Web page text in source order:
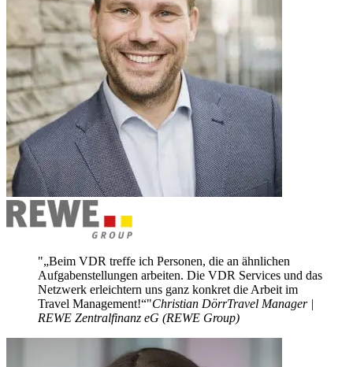
„Beim VDR treffe ich Personen, die an ähnlichen
Aufgabenstellungen arbeiten. Die VDR Services und das
Netzwerk erleichtern uns ganz konkret die Arbeit im
Travel Management!“ Christian DörrTravel Manager |
REWE Zentralfinanz eG (REWE Group)